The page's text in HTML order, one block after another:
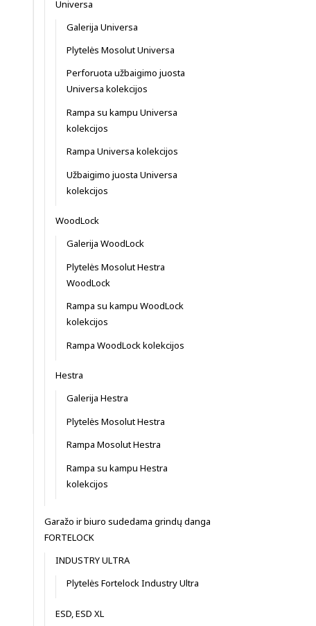
Universa
Galerija Universa
Plytelės Mosolut Universa
Perforuota užbaigimo juosta
Universa kolekcijos
Rampa su kampu Universa
kolekcijos
Rampa Universa kolekcijos
Užbaigimo juosta Universa
kolekcijos
WoodLock
Galerija WoodLock
Plytelės Mosolut Hestra
WoodLock
Rampa su kampu WoodLock
kolekcijos
Rampa WoodLock kolekcijos
Hestra
Galerija Hestra
Plytelės Mosolut Hestra
Rampa Mosolut Hestra
Rampa su kampu Hestra
kolekcijos
Garažo ir biuro sudedama grindų danga
FORTELOCK
INDUSTRY ULTRA
Plytelės Fortelock Industry Ultra
ESD, ESD XL